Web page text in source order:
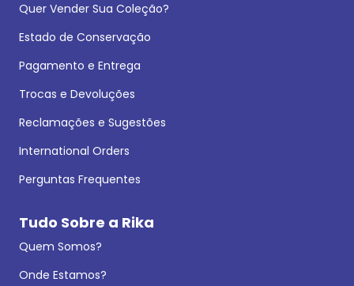
Quer Vender Sua Coleção?
Estado de Conservação
Pagamento e Entrega
Trocas e Devoluções
Reclamações e Sugestões
International Orders
Perguntas Frequentes
Tudo Sobre a Rika
Quem Somos?
Onde Estamos?